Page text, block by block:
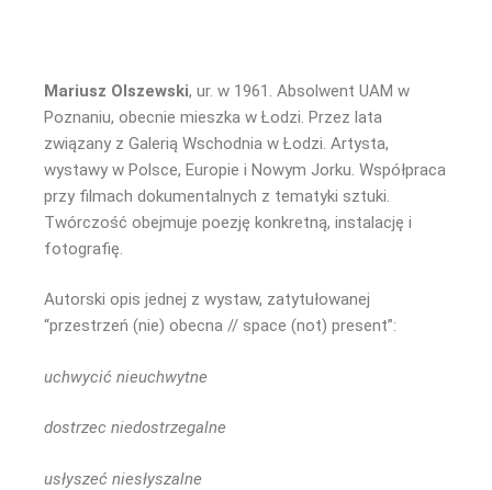
Mariusz Olszewski, ur. w 1961. Absolwent UAM w
Poznaniu, obecnie mieszka w Łodzi. Przez lata
związany z Galerią Wschodnia w Łodzi. Artysta,
wystawy w Polsce, Europie i Nowym Jorku. Współpraca
przy filmach dokumentalnych z tematyki sztuki.
Twórczość obejmuje poezję konkretną, instalację i
fotografię.
Autorski opis jednej z wystaw, zatytułowanej
“przestrzeń (nie) obecna // space (not) present”:
uchwycić nieuchwytne
dostrzec niedostrzegalne
usłyszeć niesłyszalne